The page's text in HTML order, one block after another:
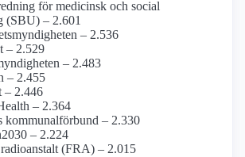
för medicinsk och social
(SBU) – 2.601
– 2.536
– 2.529
– 2.483
– 2.455
– 2.446
– 2.364
kommunal­förbund – 2.330
– 2.224
(FRA) – 2.015